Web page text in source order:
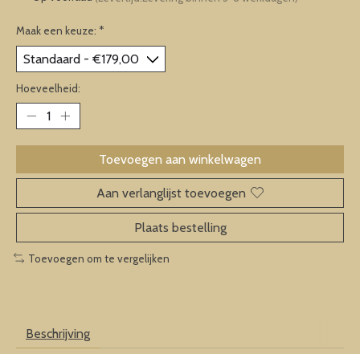
Maak een keuze: *
Hoeveelheid:
Toevoegen aan winkelwagen
Aan verlanglijst toevoegen
Plaats bestelling
Toevoegen om te vergelijken
Beschrijving